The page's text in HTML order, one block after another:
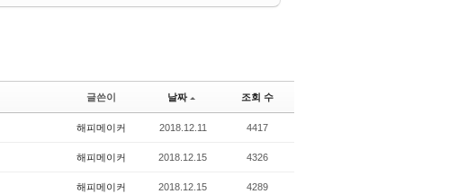
글쓴이 날짜 조회 수
해피메이커 2018.12.11 4417
해피메이커 2018.12.15 4326
해피메이커 2018.12.15 4289